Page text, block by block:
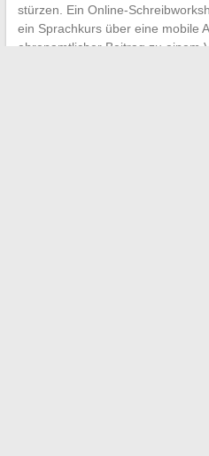
stürzen. Ein Online-
ein Sprachkurs über eine mobile
ehrenamtlicher Beitrag zu einem